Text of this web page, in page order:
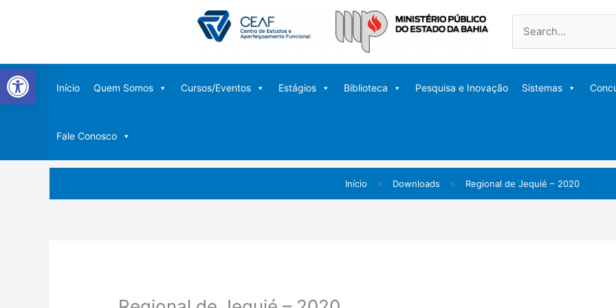
Pesquisar
por:
Início Quem Somos Cursos/Eventos Estágios Biblioteca Pesquisa e Inovação Sistemas
Fale Conosco
Início » Downloads » Regional de Jequié – 2020
Abrir a barra de ferramentas